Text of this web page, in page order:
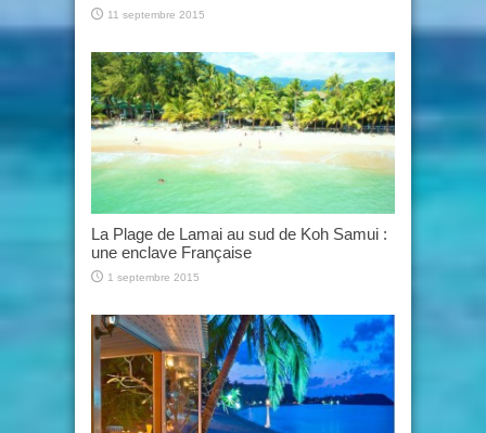
11 septembre 2015
La Plage de Lamai au sud de Koh Samui :
une enclave Française
1 septembre 2015